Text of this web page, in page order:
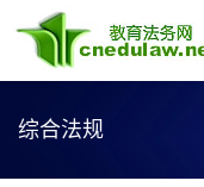
综合法规